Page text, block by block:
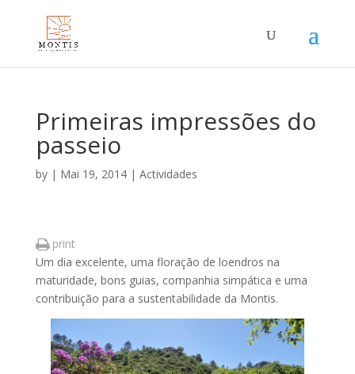
Primeiras impressões do
passeio
by | Mai 19, 2014| Actividades
print
Um dia excelente, uma floração de loendros na
maturidade, bons guias, companhia simpática e uma
contribuição para a sustentabilidade da Montis.